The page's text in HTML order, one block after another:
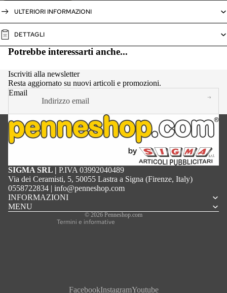
ULTERIORI INFORMAZIONI
DETTAGLI
Potrebbe interessarti anche...
Iscriviti alla newsletter
Resta aggiornato su nuovi articoli e promozioni.
Email
SIGMA SRL | P.IVA 03992040489
Via dei Ceramisti, 5, 50055 Lastra a Signa (Firenze, Italy)
0558722834 | info@penneshop.com
INFORMAZIONI
MENU
© 2026 Penneshop.com
Termini e informative
Informativa sulla privacy
Termini e condizioni del servizio
Informativa sulle spedizioni
Recapiti
Informativa sui rimborsi
Informativa legale
FacebookInstagramYoutube